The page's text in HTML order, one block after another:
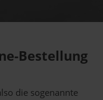
Bestellung
die sogenannte